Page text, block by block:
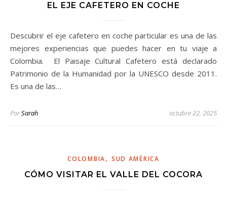
EL EJE CAFETERO EN COCHE
Descubrir el eje cafetero en coche particular es una de las
mejores experiencias que puedes hacer en tu viaje a
Colombia. El Paisaje Cultural Cafetero está declarado
Patrimonio de la Humanidad por la UNESCO desde 2011.
Es una de las…
PorSarah octubre 22, 2025
COLOMBIA, SUD AMÉRICA
CÓMO VISITAR EL VALLE DEL COCORA